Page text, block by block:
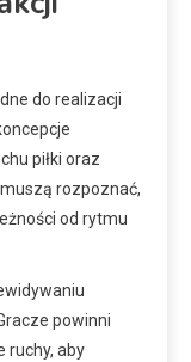
do realizacji
piłki oraz
rozpoznać,
od rytmu
powinni
ruchy, aby